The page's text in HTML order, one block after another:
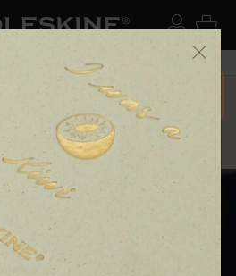
の切替 ログ
ドなど) カ
のご購入で送料無料 メニ
for PICCASO the Blue Period